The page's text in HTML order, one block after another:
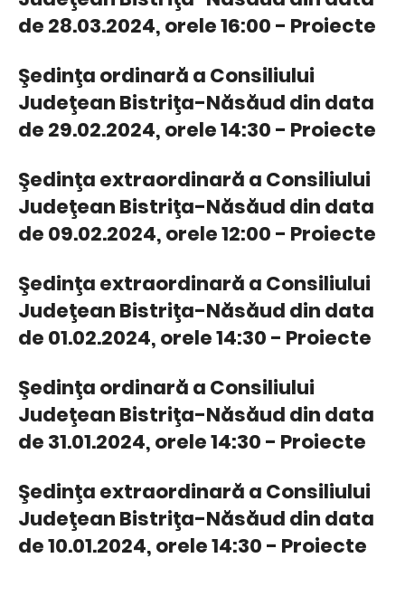
de 28.03.2024, orele 16:00 - Proiecte
Şedinţa ordinară a Consiliului
Judeţean Bistriţa-Năsăud din data
de 29.02.2024, orele 14:30 - Proiecte
Şedinţa extraordinară a Consiliului
Judeţean Bistriţa-Năsăud din data
de 09.02.2024, orele 12:00 - Proiecte
Şedinţa extraordinară a Consiliului
Judeţean Bistriţa-Năsăud din data
de 01.02.2024, orele 14:30 - Proiecte
Şedinţa ordinară a Consiliului
Judeţean Bistriţa-Năsăud din data
de 31.01.2024, orele 14:30 - Proiecte
Şedinţa extraordinară a Consiliului
Judeţean Bistriţa-Năsăud din data
de 10.01.2024, orele 14:30 - Proiecte